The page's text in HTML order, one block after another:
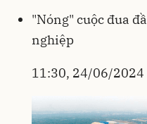
"Nóng" cuộc đua
nghiệp
11:30, 24/06/2024